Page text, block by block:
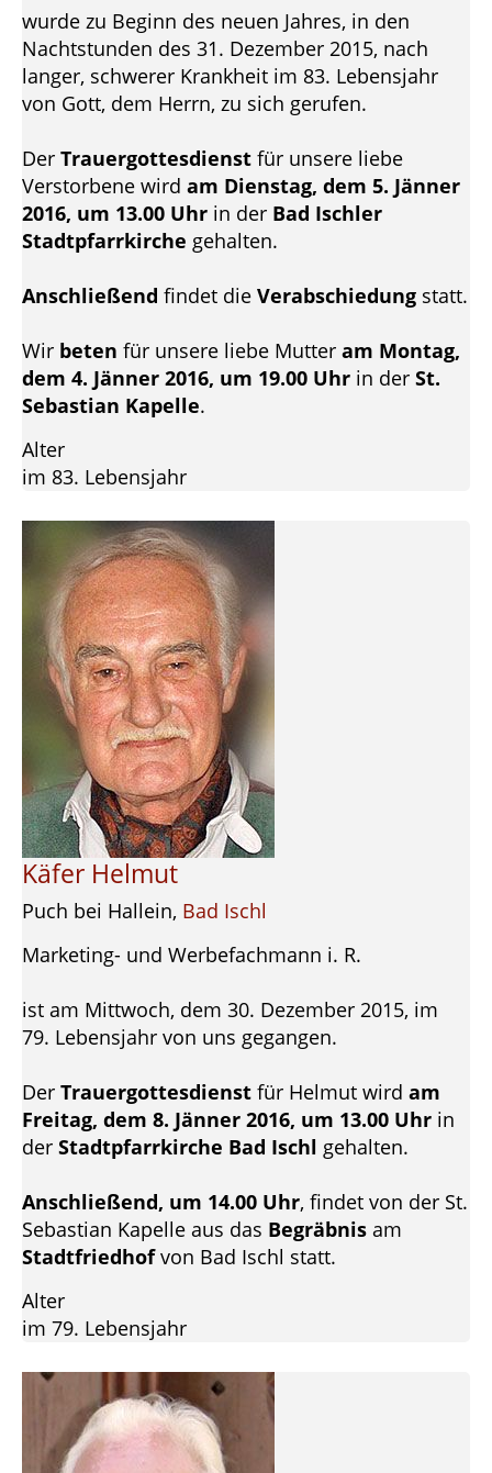
wurde zu Beginn des neuen Jahres, in den
Nachtstunden des 31. Dezember 2015, nach
langer, schwerer Krankheit im 83. Lebensjahr
von Gott, dem Herrn, zu sich gerufen.
Der Trauergottesdienst für unsere liebe
Verstorbene wird am Dienstag, dem 5. Jänner
2016, um 13.00 Uhr in der Bad Ischler
Stadtpfarrkirche gehalten.
Anschließend findet die Verabschiedung statt.
Wir beten für unsere liebe Mutter am Montag,
dem 4. Jänner 2016, um 19.00 Uhr in der St.
Sebastian Kapelle.
Alter
im 83. Lebensjahr
Käfer Helmut
Puch bei Hallein, Bad Ischl
Marketing- und Werbefachmann i. R.
ist am Mittwoch, dem 30. Dezember 2015, im
79. Lebensjahr von uns gegangen.
Der Trauergottesdienst für Helmut wird am
Freitag, dem 8. Jänner 2016, um 13.00 Uhr in
der Stadtpfarrkirche Bad Ischl gehalten.
Anschließend, um 14.00 Uhr, findet von der St.
Sebastian Kapelle aus das Begräbnis am
Stadtfriedhofvon Bad Ischl statt.
Alter
im 79. Lebensjahr